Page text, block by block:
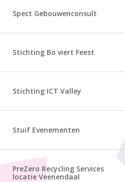
Spect Gebouwenconsult
Stichting Bo viert Feest
Stichting ICT Valley
Stuif Evenementen
PreZero Recycling Services
locatie Veenendaal